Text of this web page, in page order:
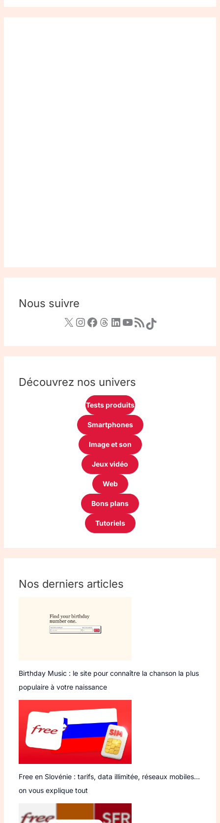
Nous suivre
Découvrez nos univers
Tests produits
Smartphones
Image et son
Jeux vidéo
Web
Bons plans
Tutoriels
Nos derniers articles
Birthday Music : le site pour connaître la chanson la plus
populaire à votre naissance
Free en Slovénie : tarifs, data illimitée, réseaux mobiles…
on vous explique tout